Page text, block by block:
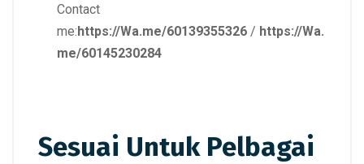
Contact
me:https://Wa.me/60139355326 / https://Wa.
me/60145230284
Sesuai Untuk Pelbagai